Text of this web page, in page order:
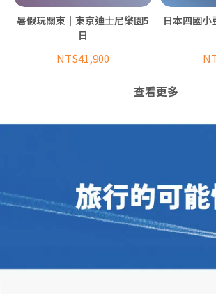
暑假玩關東｜東京迪士尼樂園5
日
NT$41,900
日本四國小
查看更多